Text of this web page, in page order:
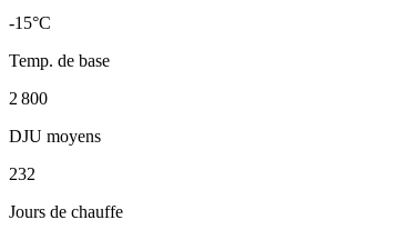
-15°C
Temp. de base
2 800
DJU moyens
232
Jours de chauffe